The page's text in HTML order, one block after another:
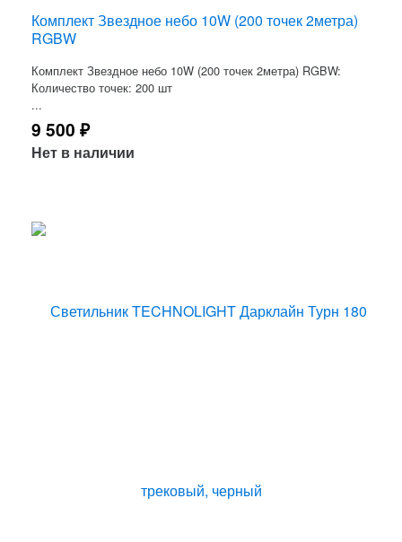
Комплект Звездное небо 10W (200 точек 2метра)
RGBW
Комплект Звездное небо 10W (200 точек 2метра) RGBW:
Количество точек: 200 шт
...
9 500 ₽
Нет в наличии